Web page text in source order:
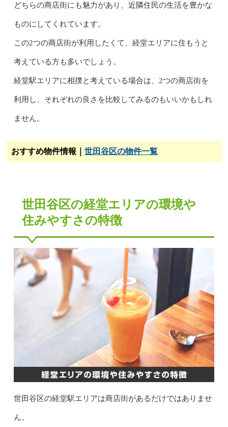
どちらの商店街にも魅力があり、近隣住民の生活を豊かな
ものにしてくれています。
この2つの商店街が利用したくて、経堂エリアに住もうと
考えている方も多いでしょう。
経堂駅エリアに相撲と考えている場合は、2つの商店街を
利用し、それぞれの良さを比較してみるのもいいかもしれ
ません。
おすすめ物件情報｜ 世田谷区の物件一覧
世田谷区の経堂エリアの環境や
住みやすさの特徴
世田谷区の経堂駅エリアは商店街があるだけではありませ
ん。